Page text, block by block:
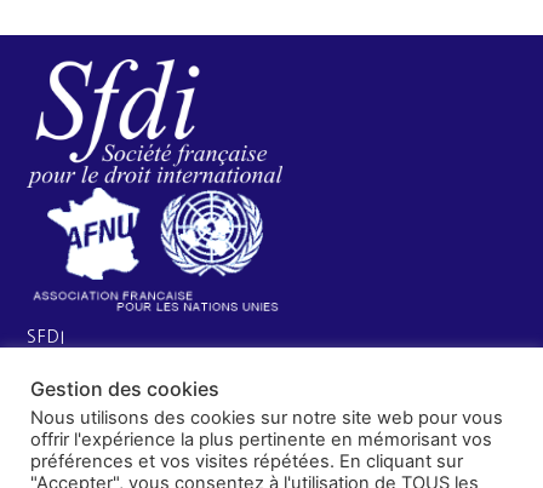
SFDI
Université Robert Schuman
67084 Strasbourg Cedex
Secrétaire général : guillaume.lefloch@univ-rennes.fr
MENU
Gestion des cookies
Nous utilisons des cookies sur notre site web pour vous
offrir l'expérience la plus pertinente en mémorisant vos
préférences et vos visites répétées. En cliquant sur
"Accepter", vous consentez à l'utilisation de TOUS les